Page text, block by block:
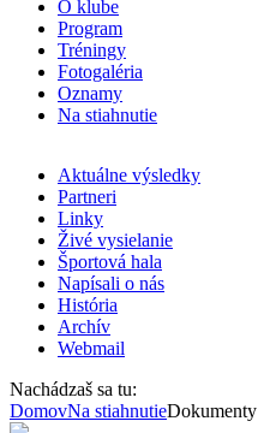
O klube
Program
Tréningy
Fotogaléria
Oznamy
Na stiahnutie
Aktuálne výsledky
Partneri
Linky
Živé vysielanie
Športová hala
Napísali o nás
História
Archív
Webmail
Nachádzaš sa tu:
DomovNa stiahnutieDokumenty